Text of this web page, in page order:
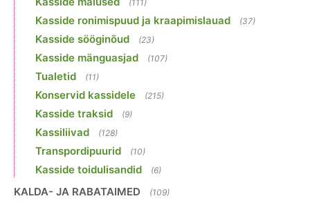
(111)
Kasside ronimispuud ja kraapimislauad (37)
Kasside sööginõud (23)
Kasside mänguasjad (107)
Tualetid (11)
Konservid kassidele (215)
Kasside traksid (9)
Kassiliivad (128)
Transpordipuurid (10)
Kasside toidulisandid (6)
KALDA- JA RABATAIMED (109)